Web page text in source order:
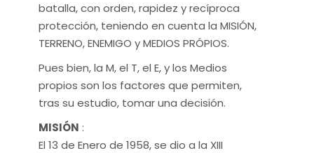
batalla, con orden, rapidez y recíproca
protección, teniendo en cuenta la MISIÓN,
TERRENO, ENEMIGO y MEDIOS PRÓPIOS.
Pues bien, la M, el T, el E, y los Medios
propios son los factores que permiten,
tras su estudio, tomar una decisión.
MISIÓN :
El 13 de Enero de 1958, se dio a la XIII